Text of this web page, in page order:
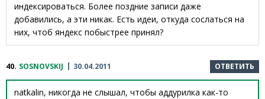
индексироваться. Более поздние записи даже
добавились, а эти никак. Есть идеи, откуда сослаться на
них, чтоб яндекс побыстрее принял?
40. SOSNOVSKIJ 30.04.2011 ОТВЕТИТЬ
natkalin, никогда не слышал, чтобы аддурилка как-то